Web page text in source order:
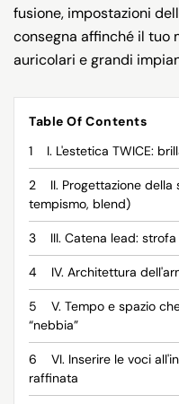
fusione, impostazioni
consegna affinché il tuo
auricolari e grandi
Table Of Contents
I. L'estetica TWICE:
II. Progettazione
tempismo, blend)
III. Catena lead:
IV. Architettura
V. Tempo e spazio
“nebbia”
VI. Inserire le voci
raffinata